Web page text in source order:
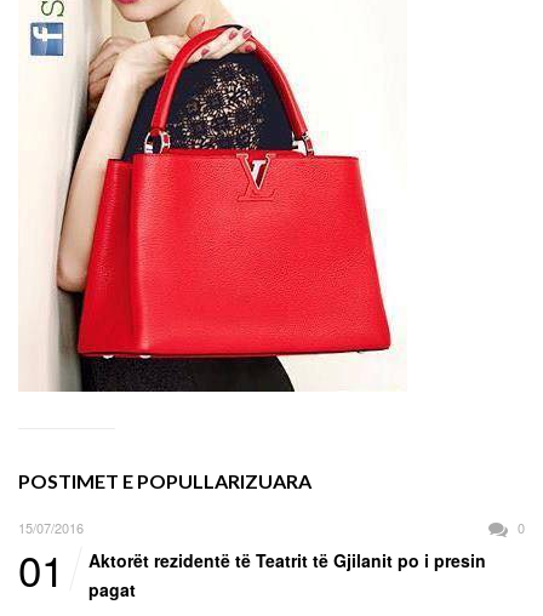
POSTIMET E POPULLARIZUARA
15/07/2016 0
01
Aktorët rezidentë të Teatrit të Gjilanit po i presin
pagat